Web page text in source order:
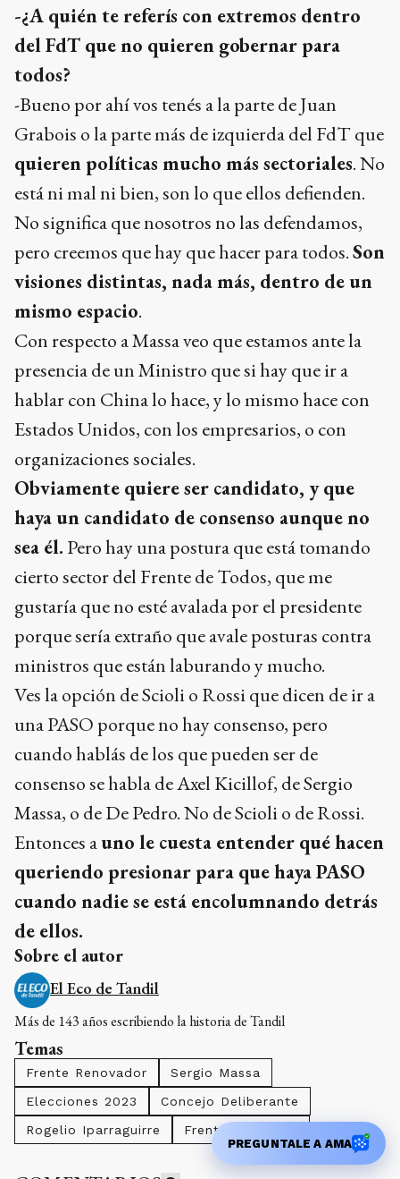
-¿A quién te referís con extremos dentro
del FdT que no quieren gobernar para
todos?
-Bueno por ahí vos tenés a la parte de Juan
Grabois o la parte más de izquierda del FdT que
quieren políticas mucho más sectoriales. No
está ni mal ni bien, son lo que ellos defienden.
No significa que nosotros no las defendamos,
pero creemos que hay que hacer para todos.Son
visiones distintas, nada más, dentro de un
mismo espacio.
Con respecto a Massa veo que estamos ante la
presencia de un Ministro que si hay que ir a
hablar con China lo hace, y lo mismo hace con
Estados Unidos, con los empresarios, o con
organizaciones sociales.
Obviamente quiere ser candidato, y que
haya un candidato de consenso aunque no
sea él.Pero hay una postura que está tomando
cierto sector del Frente de Todos, que me
gustaría que no esté avalada por el presidente
porque sería extraño que avale posturas contra
ministros que están laburando y mucho.
Ves la opción de Scioli o Rossi que dicen de ir a
una PASO porque no hay consenso, pero
cuando hablás de los que pueden ser de
consenso se habla de Axel Kicillof, de Sergio
Massa, o de De Pedro. No de Scioli o de Rossi.
Entonces auno le cuesta entender qué hacen
queriendo presionar para que haya PASO
cuando nadie se está encolumnando detrás
de ellos.
Sobre el autor
El Eco de Tandil
Más de 143 años escribiendo la historia de Tandil
Temas
Frente Renovador
Sergio Massa
Elecciones 2023
Concejo Deliberante
Rogelio Iparraguirre
Frente De Todos
PREGUNTALE A AMA